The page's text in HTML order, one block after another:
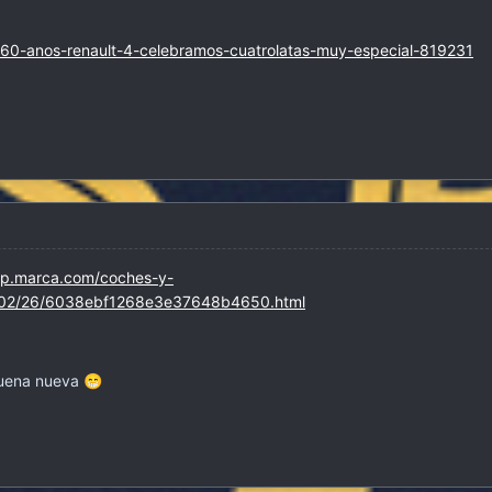
anos-renault-4-celebramos-cuatrolatas-muy-especial-819231
coches-y-
26/6038ebf1268e3e37648b4650.html
nueva 😁